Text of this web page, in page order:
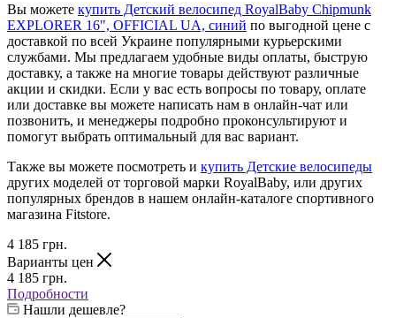
Вы можете купить Детский велосипед RoyalBaby Chipmunk
EXPLORER 16", OFFICIAL UA, синий по выгодной цене с
доставкой по всей Украине популярными курьерскими
службами. Мы предлагаем удобные виды оплаты, быструю
доставку, а также на многие товары действуют различные
акции и скидки. Если у вас есть вопросы по товару, оплате
или доставке вы можете написать нам в онлайн-чат или
позвонить, и менеджеры подробно проконсультируют и
помогут выбрать оптимальный для вас вариант.
Также вы можете посмотреть и купить Детские велосипеды
других моделей от торговой марки RoyalBaby, или других
популярных брендов в нашем онлайн-каталоге спортивного
магазина Fitstore.
4 185 грн.
Варианты цен
4 185 грн.
Подробности
Нашли дешевле?